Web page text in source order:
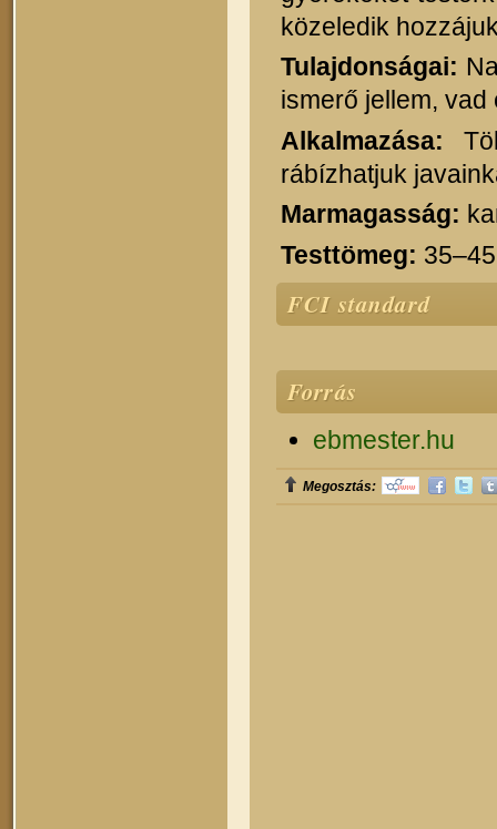
közeledik
Tulajdonságai:
ismerő jellem,
Alkalmazása:
rábízhatjuk
Marmagasság:
Testtömeg:
FCI standard
Forrás
ebmester.hu
Megosztás: